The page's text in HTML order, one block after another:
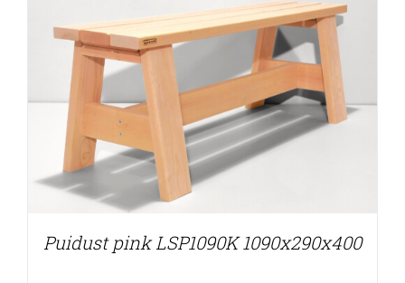
Puidust pink LSP1090K 1090x290x400